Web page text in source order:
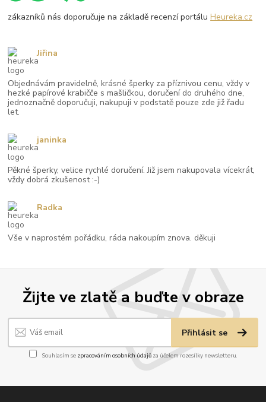
Žijte ve zlatě a buďte v obraze
Přihlásit se
Souhlasím se zpracováním osobních údajůza účelem rozesílky newsletteru.
zákazníků nás doporučuje na základě recenzí portáluHeureka.cz
Objednávám pravidelně, krásné šperky za příznivou cenu, vždy v
hezké papírové krabičče s mašličkou, doručení do druhého dne,
jednoznačně doporučuji, nakupuji v podstatě pouze zde již řadu
let.
Jiřina
Pěkné šperky, velice rychlé doručení. Již jsem nakupovala vícekrát,
vždy dobrá zkušenost :-)
janinka
Vše v naprostém pořádku, ráda nakoupím znova. děkuji
Radka